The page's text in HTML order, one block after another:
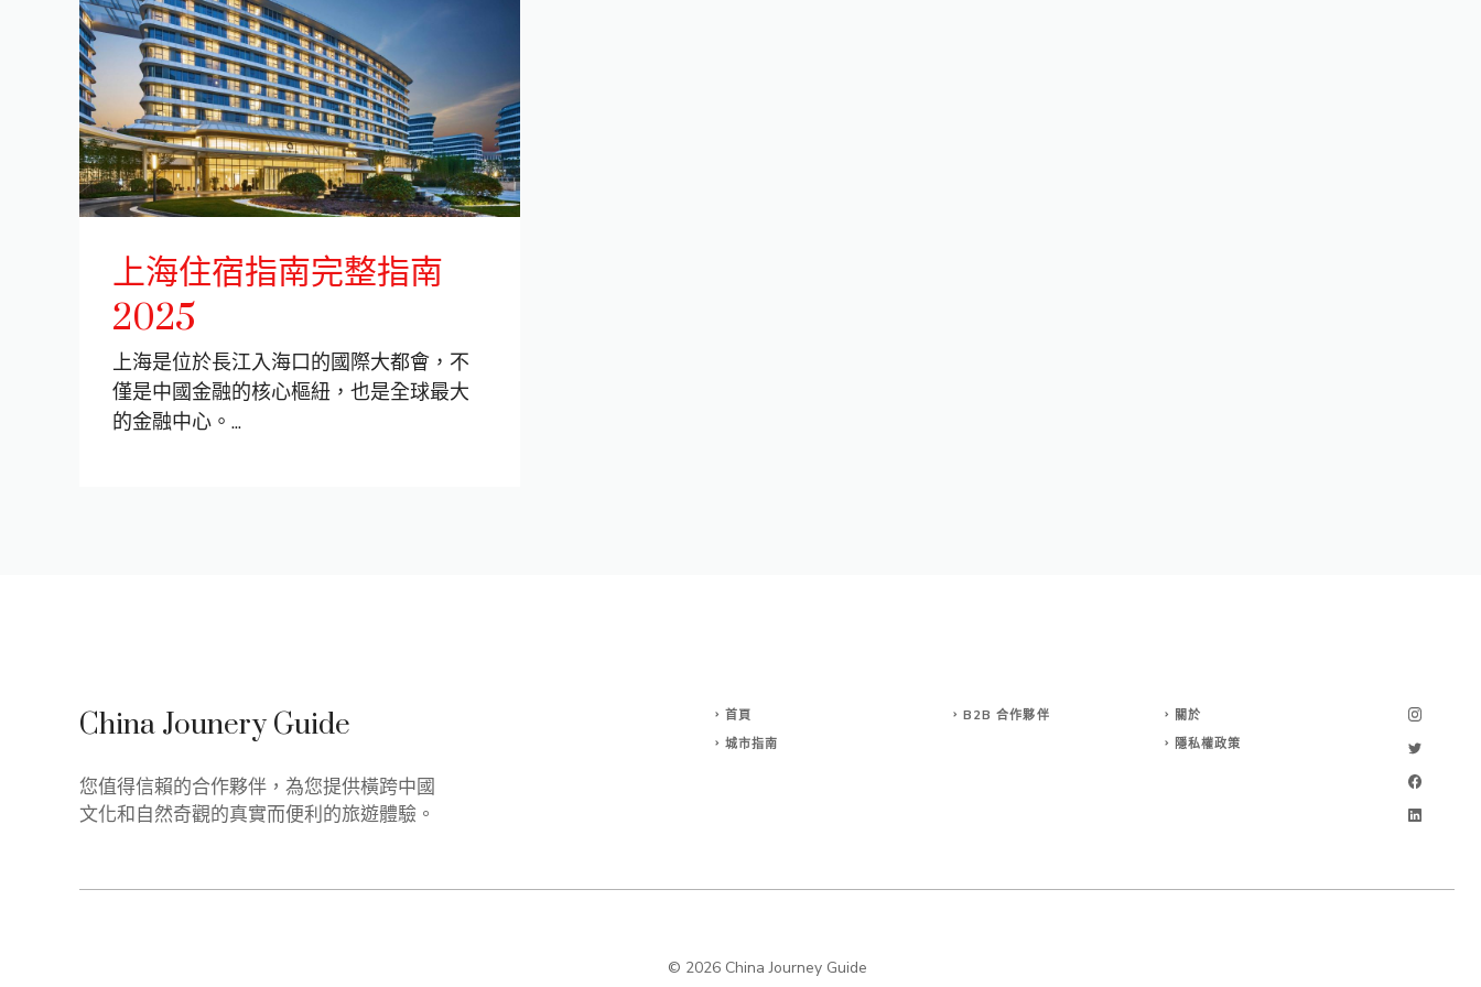
上海住宿指南完整指南
2025
上海是位於長江入海口的國際大都會，不
僅是中國金融的核心樞紐，也是全球最大
的金融中心。 ...
China Jounery Guide
您值得信賴的合作夥伴，為您提供橫跨中國
文化和自然奇觀的真實而便利的旅遊體驗。
首頁
城市指南
B2B 合作夥伴
關於
隱私權政策
© 2026 China Journey Guide